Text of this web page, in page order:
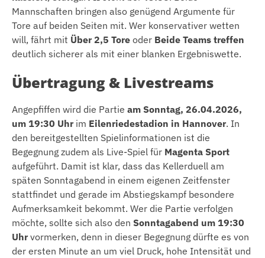
Mannschaften bringen also genügend Argumente für
Tore auf beiden Seiten mit. Wer konservativer wetten
will, fährt mit Über 2,5 Tore oder Beide Teams treffen
deutlich sicherer als mit einer blanken Ergebniswette.
Übertragung & Livestreams
Angepfiffen wird die Partie am Sonntag, 26.04.2026,
um 19:30 Uhr im Eilenriedestadion in Hannover. In
den bereitgestellten Spielinformationen ist die
Begegnung zudem als Live-Spiel für Magenta Sport
aufgeführt. Damit ist klar, dass das Kellerduell am
späten Sonntagabend in einem eigenen Zeitfenster
stattfindet und gerade im Abstiegskampf besondere
Aufmerksamkeit bekommt. Wer die Partie verfolgen
möchte, sollte sich also den Sonntagabend um 19:30
Uhr vormerken, denn in dieser Begegnung dürfte es von
der ersten Minute an um viel Druck, hohe Intensität und